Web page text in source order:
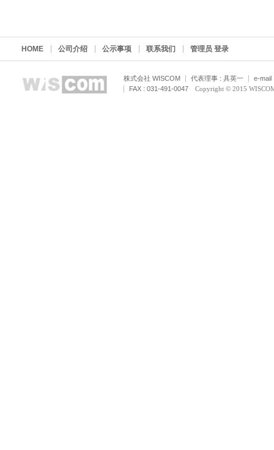
HOME 公司介绍 公示事项 联系我们 管理员 登录
株式会社 WISCOM 代表理事 : 具英一
e-
FAX : 031-491-0047
Copyright © 2015